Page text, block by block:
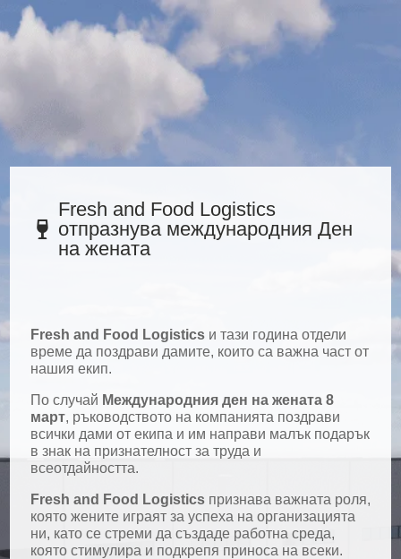

Fresh and Food Logistics
отпразнува международния Ден
на жената
Fresh and Food Logisticsи тази година отдели
време да поздрави дамите, които са важна част от
нашия екип.
По случай Международния ден на жената 8
март, ръководството на компанията поздрави
всички дами от екипа и им направи малък подарък
в знак на признателност за труда и
всеотдайността.
Fresh and Food Logisticsпризнава важната роля,
която жените играят за успеха на организацията
ни, като се стреми да създаде работна среда,
която стимулира и подкрепя приноса на всеки.